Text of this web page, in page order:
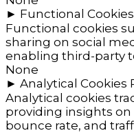
► Functional Cookies
Functional cookies
sharing on social
enabling third-party
None
► Analytical Cookies
Analytical cookies
providing insights
bounce rate, and